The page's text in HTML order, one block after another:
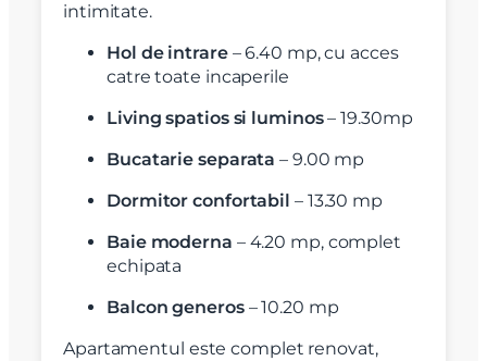
intimitate.
Hol de intrare– 6.40 mp, cu acces
catre toate incaperile
Living spatios si luminos– 19.30mp
Bucatarie separata – 9.00 mp
Dormitor confortabil – 13.30 mp
Baie moderna – 4.20 mp, complet
echipata
Balcon generos– 10.20 mp
Apartamentul este complet renovat,